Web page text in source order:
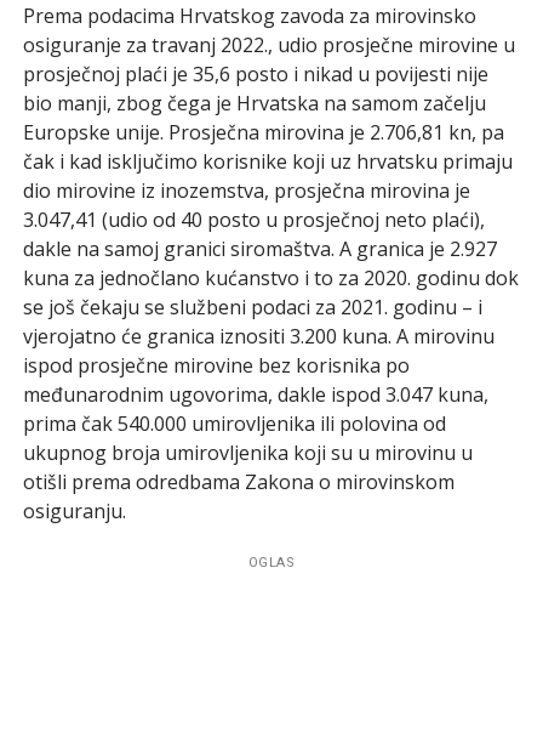
Prema podacima Hrvatskog zavoda za mirovinsko
osiguranje za travanj 2022., udio prosječne mirovine u
prosječnoj plaći je 35,6 posto i nikad u povijesti nije
bio manji, zbog čega je Hrvatska na samom začelju
Europske unije. Prosječna mirovina je 2.706,81 kn, pa
čak i kad isključimo korisnike koji uz hrvatsku primaju
dio mirovine iz inozemstva, prosječna mirovina je
3.047,41 (udio od 40 posto u prosječnoj neto plaći),
dakle na samoj granici siromaštva. A granica je 2.927
kuna za jednočlano kućanstvo i to za 2020. godinu dok
se još čekaju se službeni podaci za 2021. godinu – i
vjerojatno će granica iznositi 3.200 kuna. A mirovinu
ispod prosječne mirovine bez korisnika po
međunarodnim ugovorima, dakle ispod 3.047 kuna,
prima čak 540.000 umirovljenika ili polovina od
ukupnog broja umirovljenika koji su u mirovinu u
otišli prema odredbama Zakona o mirovinskom
osiguranju.
OGLAS